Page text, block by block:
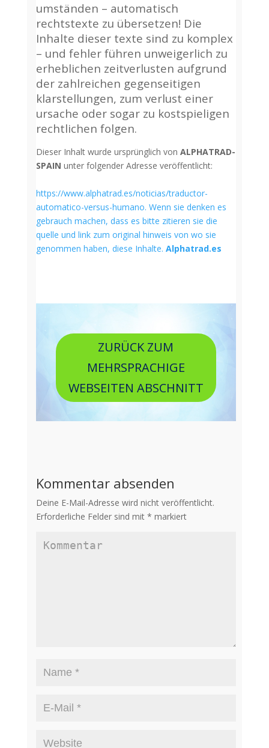
umständen – automatisch
rechtstexte zu übersetzen! Die
Inhalte dieser texte sind zu komplex
– und fehler führen unweigerlich zu
erheblichen zeitverlusten aufgrund
der zahlreichen gegenseitigen
klarstellungen, zum verlust einer
ursache oder sogar zu kostspieligen
rechtlichen folgen.
Dieser Inhalt wurde ursprünglich von ALPHATRAD-
SPAIN unter folgender Adresse veröffentlicht:
https://www.alphatrad.es/noticias/traductor-
automatico-versus-humano. Wenn sie denken es
gebrauch machen, dass es bitte zitieren sie die
quelle und link zum original hinweis von wo sie
genommen haben, diese Inhalte. Alphatrad.es
ZURÜCK ZUM
MEHRSPRACHIGE
WEBSEITEN ABSCHNITT
Kommentar absenden
Deine E-Mail-Adresse wird nicht veröffentlicht.
Erforderliche Felder sind mit * markiert